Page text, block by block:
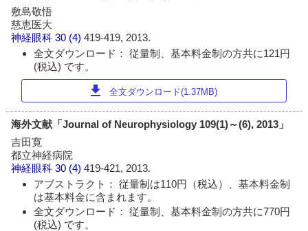
敷島敬悟
慈恵医大
神経眼科 30 (4)419-419, 2013.
全文ダウンロード： 従量制、基本料金制の方共に121円
(税込) です。
download 全文ダウンロード(1.37MB)
海外文献「Journal of Neurophysiology 109(1)～(6), 2013」
吉田寛
都立神経病院
神経眼科 30 (4)419-421, 2013.
アブストラクト： 従量制は110円（税込）、基本料金制
は基本料金に含まれます。
全文ダウンロード： 従量制、基本料金制の方共に770円
(税込) です。